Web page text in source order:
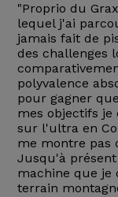
"Proprio du
lequel j'ai
jamais fait de
des challenges
polyvalence
pour gagner
mes objectifs je
sur l'ultra en
me montre pas
Jusqu'à
machine que je
terrain